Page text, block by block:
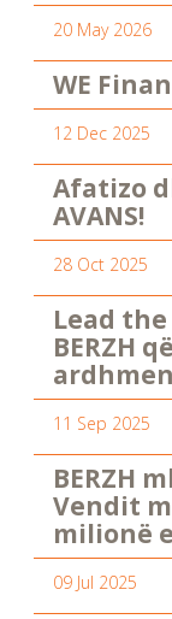
20 May 2026
WE
12 Dec 2025
Afatizo
AVANS!
28 Oct 2025
Lead
BERZH
ardhmen
11 Sep 2025
BERZH
Vendit
milionë
09 Jul 2025